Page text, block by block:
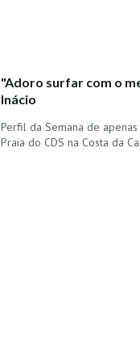
"Adoro surfar com o
Inácio
Perfil da Semana de
Praia do CDS na Costa da